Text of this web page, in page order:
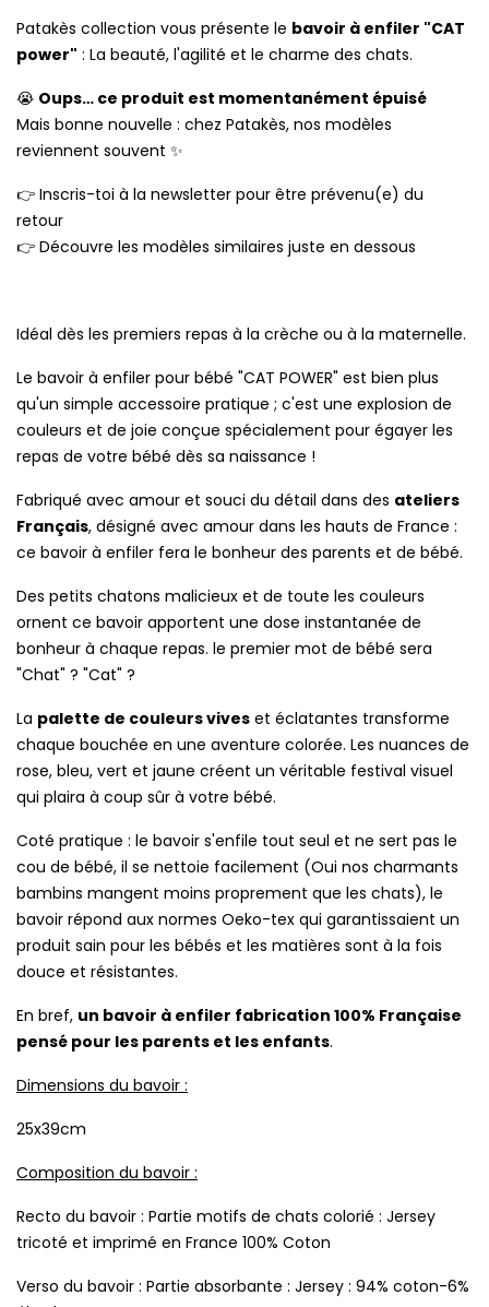
Patakès collection vous présente le bavoir à enfiler "CAT
power" : La beauté, l'agilité et le charme des chats.
😭 Oups… ce produit est momentanément épuisé
Mais bonne nouvelle : chez Patakès, nos modèles
reviennent souvent ✨
👉 Inscris-toi à la newsletter pour être prévenu(e) du
retour
👉 Découvre les modèles similaires juste en dessous
Idéal dès les premiers repas à la crèche ou à la maternelle.
Le bavoir à enfiler pour bébé "CAT POWER" est bien plus
qu'un simple accessoire pratique ; c'est une explosion de
couleurs et de joie conçue spécialement pour égayer les
repas de votre bébé dès sa naissance !
Fabriqué avec amour et souci du détail dans des ateliers
Français, désigné avec amour dans les hauts de France :
ce bavoir à enfiler fera le bonheur des parents et de bébé.
Des petits chatons malicieux et de toute les couleurs
ornent ce bavoir apportent une dose instantanée de
bonheur à chaque repas. le premier mot de bébé sera
"Chat" ? "Cat" ?
La palette de couleurs vives et éclatantes transforme
chaque bouchée en une aventure colorée. Les nuances de
rose, bleu, vert et jaune créent un véritable festival visuel
qui plaira à coup sûr à votre bébé.
Coté pratique : le bavoir s'enfile tout seul et ne sert pas le
cou de bébé, il se nettoie facilement (Oui nos charmants
bambins mangent moins proprement que les chats), le
bavoir répond aux normes Oeko-tex qui garantissaient un
produit sain pour les bébés et les matières sont à la fois
douce et résistantes.
En bref, un bavoir à enfiler fabrication 100% Française
pensé pour les parents et les enfants.
Dimensions du bavoir :
25x39cm
Composition du bavoir :
Recto du bavoir : Partie motifs de chats colorié : Jersey
tricoté et imprimé en France 100% Coton
Verso du bavoir : Partie absorbante : Jersey : 94% coton-6%